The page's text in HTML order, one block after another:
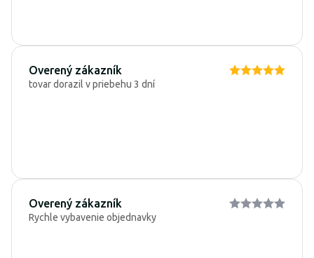
Overený zákazník
tovar dorazil v priebehu 3 dní
Overený zákazník
Rychle vybavenie objednavky